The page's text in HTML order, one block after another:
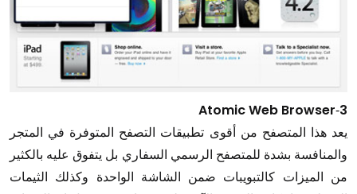
3
-
Atomic Web Browser
يعد هذا المتصفح من أقوى تطبيقات التصفح المتوفرة في المتجر
والمنافسة بشدة للمتصفح الرسمي السفاري بل يتفوق عليه بالكثير
من الميزات كالتبويبات ضمن الشاشة الواحدة وكذلك الثيمات